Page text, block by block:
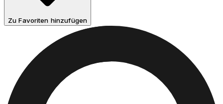
Zu Favoriten hinzufügen